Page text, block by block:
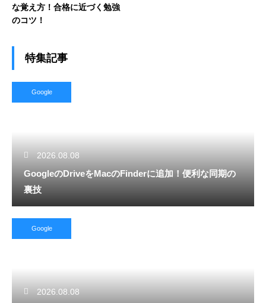
な覚え方！合格に近づく勉強
のコツ！
特集記事
Google
2026.08.08
GoogleのDriveをMacのFinderに追加！便利な同期の
裏技
Google
2026.08.08